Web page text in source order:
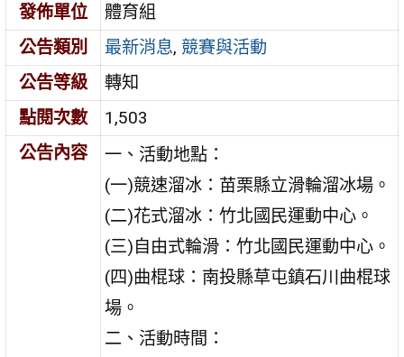
發佈單位
體育組
公告類別
最新消息, 競賽與活動
公告等級
轉知
點閱次數
1,503
公告內容
一、活動地點：
(一)競速溜冰：苗栗縣立滑輪溜冰場。
(二)花式溜冰：竹北國民運動中心。
(三)自由式輪滑：竹北國民運動中心。
(四)曲棍球：南投縣草屯鎮石川曲棍球
場。
二、活動時間：